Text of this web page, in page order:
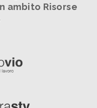
ambito Risorse